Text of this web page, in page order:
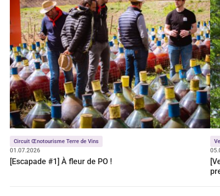
Circuit Œnotourisme Terre de Vins
01.07.2026
[Escapade #1] À fleur de PO !